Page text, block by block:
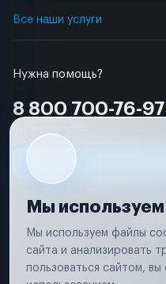
Нужна помощь?
8 800 700-76-97
Все наши услуги
Условия
Вся информация,
Мы
Мы используем файлы
сайта и анализировать
пользоваться сайтом, вы